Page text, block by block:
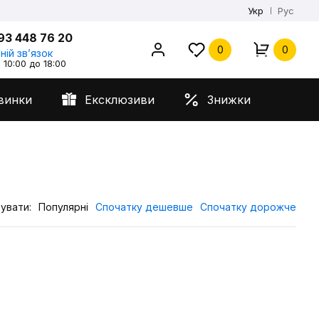
Укр Рус
448 76 20
звʼязок
до 18:00
0 0
Ексклюзиви Знижки
Популярні Спочатку дешевше Спочатку дорожче